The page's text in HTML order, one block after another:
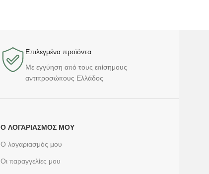
Επιλεγμένα προϊόντα​
Με εγγύηση από τους επίσημους
αντιπροσώπους Ελλάδος
Ο ΛΟΓΑΡΙΑΣΜΌΣ ΜΟΥ
Ο λογαριασμός μου
Οι παραγγελίες μου